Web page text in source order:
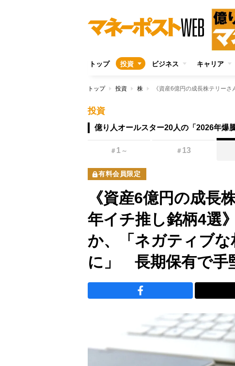
トップ 投資 ビジネス キャリア
トップ 投資 株
投資
億り人オールスター20人の「2026年爆
＃ 1 ～ ＃ 13
有料会員限定
《資産6億円の成長
年イチ推し銘柄4選
か、「ネガティブ
に」 長期保有で手